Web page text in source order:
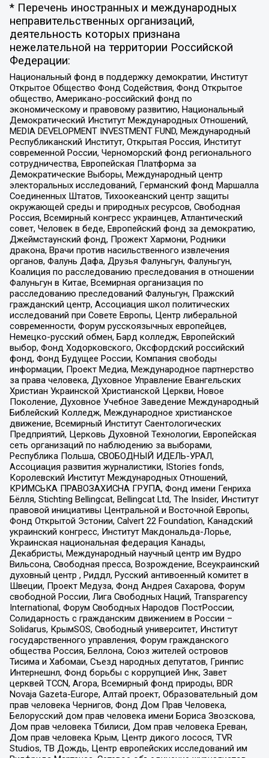
* Перечень иностранных и международных
неправительственных организаций,
деятельность которых признана
нежелательной на территории Российской
Федерации:
Национальный фонд в поддержку демократии, Институт
Открытое Общество Фонд Содействия, Фонд Открытое
общество, Американо-российский фонд по
экономическому и правовому развитию, Национальный
Демократический Институт Международных Отношений,
MEDIA DEVELOPMENT INVESTMENT FUND, Международный
Республиканский Институт, Открытая Россия, Институт
современной России, Черноморский фонд регионального
сотрудничества, Европейская Платформа за
Демократические Выборы, Международный центр
электоральных исследований, Германский фонд Маршалла
Соединенных Штатов, Тихоокеанский центр защиты
окружающей среды и природных ресурсов, Свободная
Россия, Всемирный конгресс украинцев, Атлантический
совет, Человек в беде, Европейский фонд за демократию,
Джеймстаунский фонд, Прожект Хармони, Родники
дракона, Врачи против насильственного извлечения
органов, Фалунь Дафа, Друзья Фалуньгун, Фалуньгун,
Коалиция по расследованию преследования в отношении
Фалуньгун в Китае, Всемирная организация по
расследованию преследований Фалуньгун, Пражский
гражданский центр, Ассоциация школ политических
исследований при Совете Европы, Центр либеральной
современности, Форум русскоязычных европейцев,
Немецко-русский обмен, Бард колледж, Европейский
выбор, Фонд Ходорковского, Оксфордский российский
фонд, Фонд Будущее России, Компания свободы
информации, Проект Медиа, Международное партнерство
за права человека, Духовное Управление Евангельских
Христиан Украинской Христианской Церкви, Новое
Поколение, Духовное Учебное Заведение Международный
Библейский Колледж, Международное христианское
движение, Всемирный Институт Саентологических
Предприятий, Церковь Духовной Технологии, Европейская
сеть организаций по наблюдению за выборами,
Республика Польша, СВОБОДНЫЙ ИДЕЛЬ-УРАЛ,
Ассоциация развития журналистики, IStories fonds,
Королевский Институт Международных Отношений,
КРИМСЬКА ПРАВОЗАХИСНА ГРУПА, Фонд имени Генриха
Бёлля, Stichting Bellingcat, Bellingcat Ltd, The Insider, Институт
правовой инициативы Центральной и Восточной Европы,
Фонд Открытой Эстонии, Calvert 22 Foundation, Канадский
украинский конгресс, Институт Макдональда-Лорье,
Украинская национальная федерация Канады,
Декабристы, Международный научный центр им Вудро
Вильсона, Свободная пресса, Возрождение, Всеукраинский
духовный центр , Риддл, Русский антивоенный комитет в
Швеции, Проект Медуза, Фонд Андрея Сахарова, Форум
свободной России, Лига Свободных Наций, Transparеncy
International, Форум Свободных Народов ПостРоссии,
Солидарность с гражданским движением в России –
Solidarus, КрымSOS, Свободный университет, Институт
государственного управления, Форум гражданского
общества Россия, Беллона, Союз жителей островов
Тисима и Хабомаи, Съезд народных депутатов, Гринпис
Интернешнл, Фонд борьбы с коррупцией Инк, Завет
церквей TCCN, Агора, Всемирный фонд природы, BDR
Novaja Gazeta-Europe, Алтай проект, Образовательный дом
прав человека Чернигов, Фонд Дом Прав Человека,
Белорусский дом прав человека имени Бориса Звозскова,
Дом прав человека Тбилиси, Дом прав человека Ереван,
Дом прав человека Крым, Центр дикого лосося, TVR
Studios, ТВ Дождь, Центр европейских исследований им